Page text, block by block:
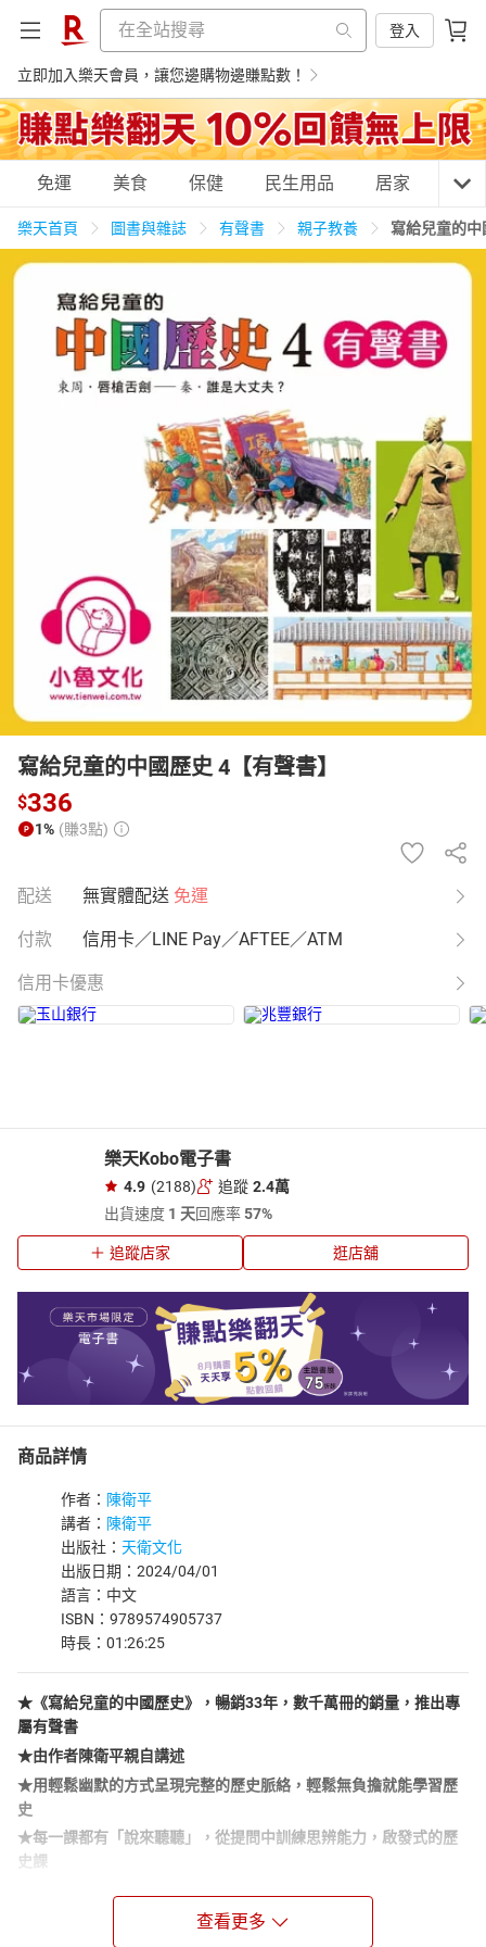
登入
立即加入樂天會員，讓您邊購物邊賺點數！
購物網分類
天天免運 美食蛋糕
居家生活 3C家電 運動休閒
男裝 化妝保養 情趣用品
電子/紙本書
HOT
免運 美食 保健 民生用品 居家 3C
樂天首頁 圖書與雜誌 有聲書 親子教養 寫給兒童的
寫給兒童的中國歷史 4【有聲書】
$336
1% (賺3點)
配送 無實體配送 免運
付款 信用卡／LINE Pay／AFTEE／ATM
信用卡優惠
樂天Kobo電子書
4.9 (2188) 追蹤 2.4萬
出貨速度 1 天回應率57%
追蹤店家 逛店舖
商品詳情
作者： 陳衛平
講者： 陳衛平
出版社： 天衛文化
出版日期：2024/04/01
語言：中文
ISBN：9789574905737
時長：01:26:25
★《寫給兒童的中國歷史》，暢銷33年，數千萬冊的銷量，推出專
屬有聲書
★由作者陳衛平親自講述
★用輕鬆幽默的方式呈現完整的歷史脈絡，輕鬆無負擔就能學習歷
史
★每一課都有「說來聽聽」，從提問中訓練思辨能力，啟發式的歷
史課
★學史明智，用多元思維辨析過去、現在和未來
查看更多